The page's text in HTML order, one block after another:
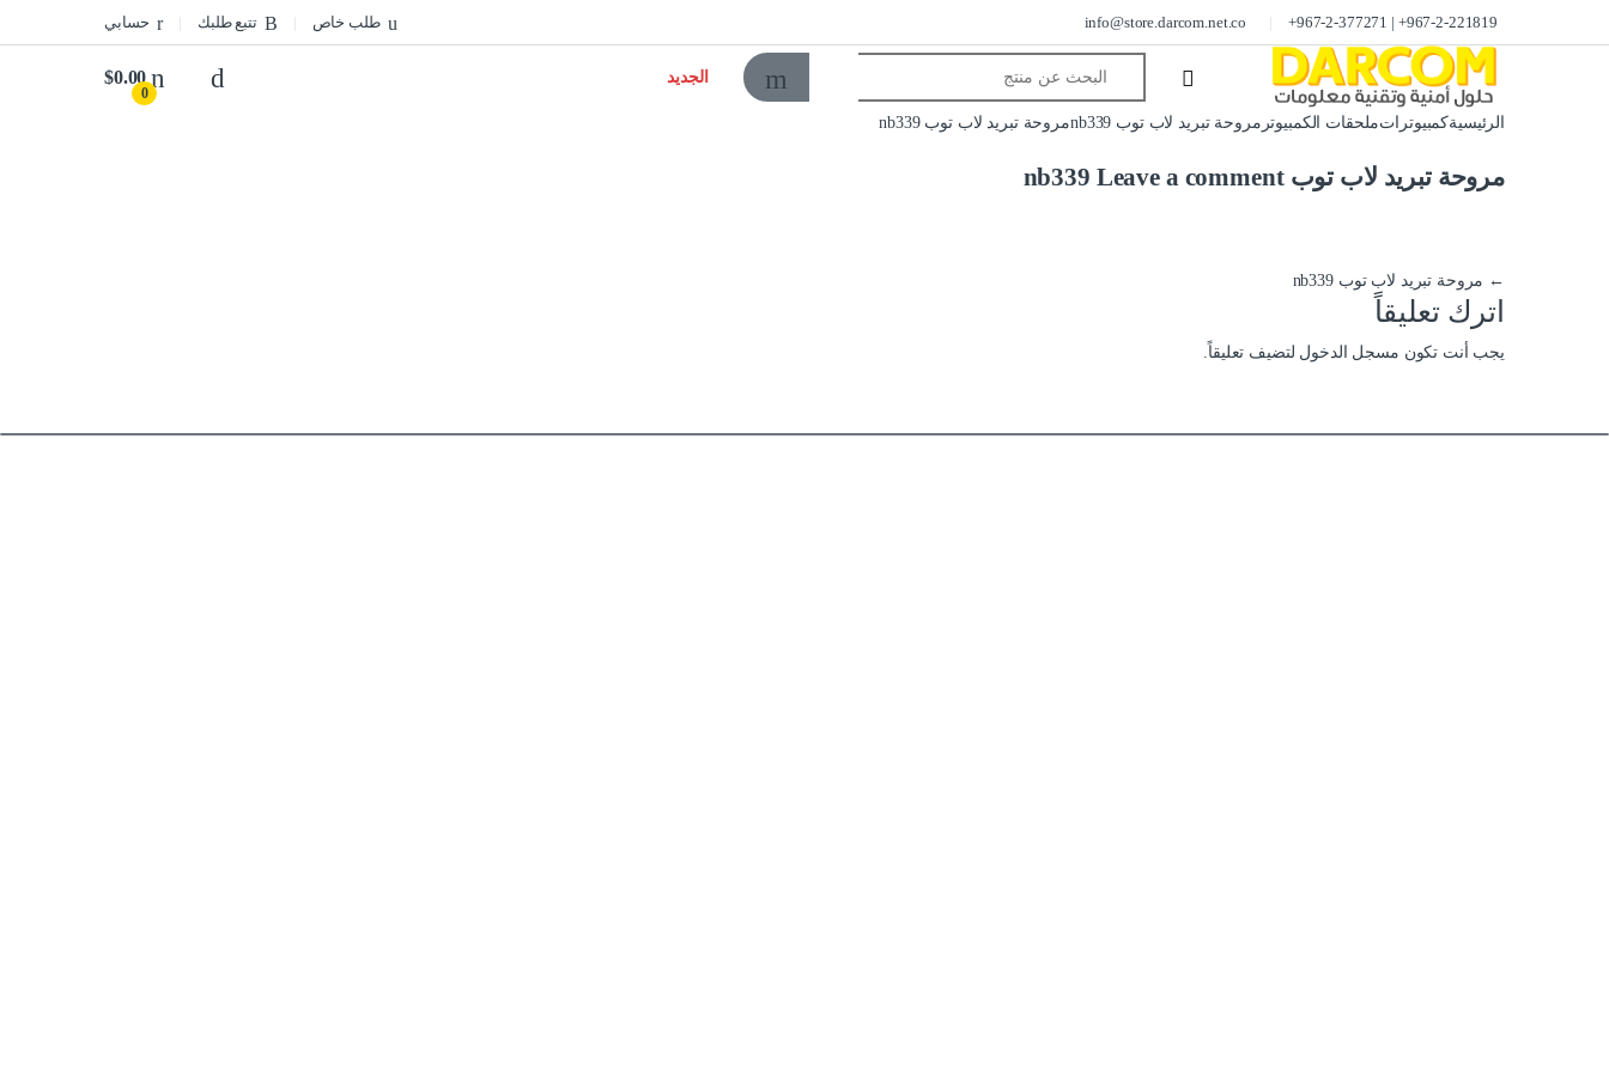
967-2-221819+ | 967-2-377271+
info@store.darcom.net.co طلب خاص تتبع طلبك حسابي
الجديد
0
$0.00
الرئيسيةكمبيوتراتملحقات الكمبيوتر مروحة تبريد لاب توب nb339 مروحة تبريد لاب توب nb339
مروحة تبريد لاب توب nb339Leave a comment
← مروحة تبريد لاب توب nb339
اترك تعليقاً
يجب أنت تكون مسجل الدخول لتضيف تعليقاً.